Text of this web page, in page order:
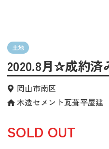
土地
2020.8月✰成約
岡山市南区
木造セメント瓦葺平屋建
SOLD OUT